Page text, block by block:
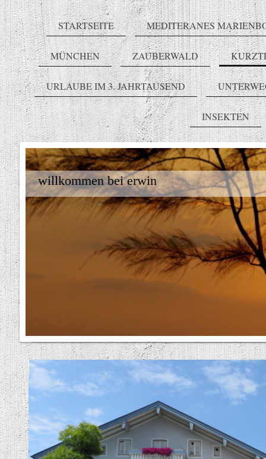
STARTSEITE MEDITERANES
MÜNCHEN ZAUBERWALD
URLAUBE IM 3. JAHRTAUSEND
INSEKTEN
willkommen bei erwin